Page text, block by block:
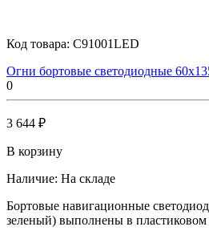
Код товара: C91001LED
Огни бортовые светодиодные
0
3 644 ₽
В корзину
Наличие: На складе
Бортовые навигационные
зеленый) выполнены в пластиковом